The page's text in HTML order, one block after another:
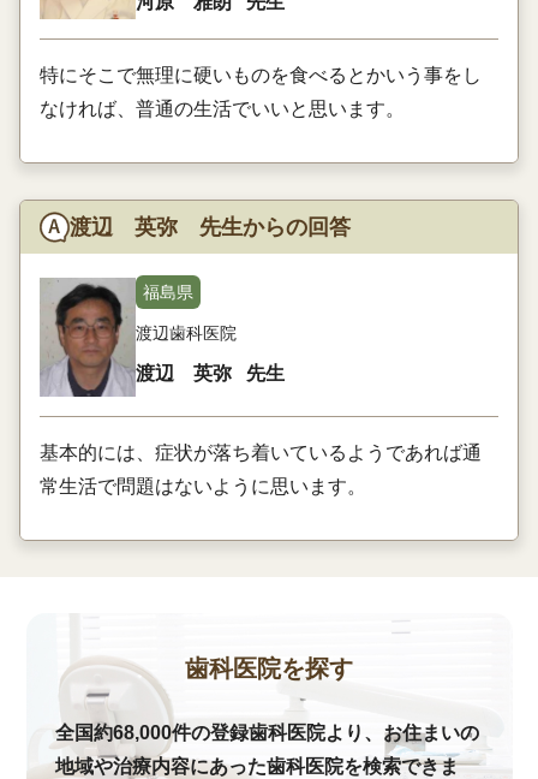
特にそこで無理に硬いものを食べるとかいう事をし
なければ、普通の生活でいいと思います。
渡辺 英弥 先生からの回答
福島県
渡辺歯科医院
渡辺 英弥 先生
基本的には、症状が落ち着いているようであれば通
常生活で問題はないように思います。
歯科医院を探す
全国約68,000件の登録歯科医院より、お住まいの
地域や治療内容にあった歯科医院を検索できま